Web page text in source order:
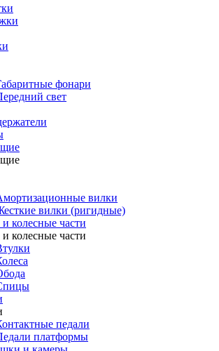
фонари
свет
вилки
вилки (ригидные)
и колесные части
и колесные части
педали
платформы